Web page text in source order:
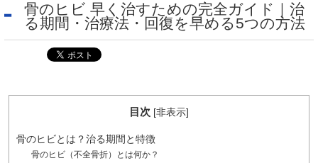
骨のヒビ 早く治すための完全ガイド｜治
る期間・治療法・回復を早める5つの方法
目次 [非表示]
骨のヒビとは？治る期間と特徴
骨のヒビ（不全骨折）とは何か？